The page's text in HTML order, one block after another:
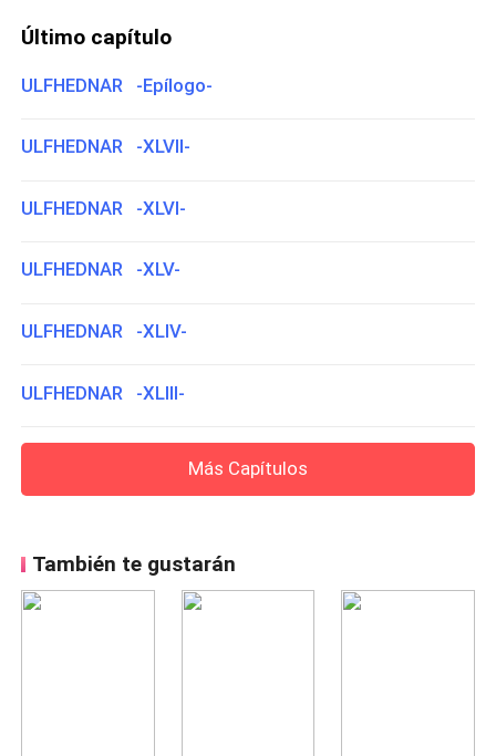
Último capítulo
ULFHEDNAR -Epílogo-
ULFHEDNAR -XLVII-
ULFHEDNAR -XLVI-
ULFHEDNAR -XLV-
ULFHEDNAR -XLIV-
ULFHEDNAR -XLIII-
Más Capítulos
También te gustarán